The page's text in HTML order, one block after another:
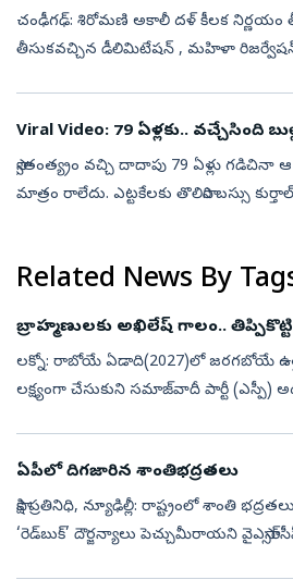
చంఢీగఢ్: శిరోమణి అకాలీ దళ్‌ కీలక నిర్ణయం
తీసుకవచ్చిన డీలిమిటేషన్ , మహిళా రిజర్వేషన్
Viral Video: 79 ఏళ్లకు.. వచ్చేసింది
స్వాతంత్య్రం వచ్చి దాదాపు 79 ఏళ్లు గడిచినా
మాత్రం రాలేదు. ఎట్టకేలకు తొలిసారి బస్సు
Related News By
బ్రాహ్మణులకు అఖిలేష్‌ గాలం..
లక్నో: రాబోయే ఏడాది(2027)లో జరగబోయే
లక్ష్యంగా చేసుకుని సమాజ్‌వాదీ పార్టీ (ఎస్పీ)
ఏపీలో దిగజారిన శాంతిభద్రతలు
సాక్షి ప్రతినిధి, న్యూఢిల్లీ: రాష్ట్రంలో శాంతి
‘రెడ్‌బుక్‌’ దౌర్జన్యాలు పెచ్చుమీరాయని